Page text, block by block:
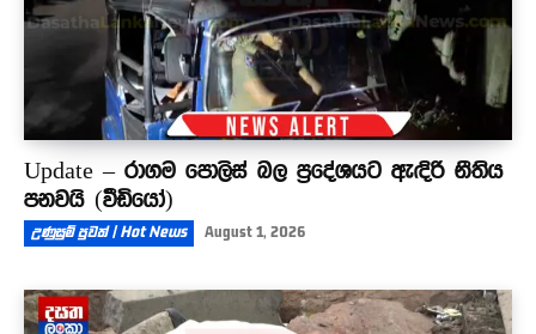
Update – රාගම පොලිස් බල ප්‍රදේශයට ඇඳිරි නීතිය
පනවයි (වීඩියෝ)
උණුසුම් පුවත් | Hot News August 1, 2026